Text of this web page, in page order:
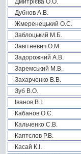
Дмитрієва О.О.
Дубнов А.В.
Жмеренецький О.С.
Заблоцький М.Б.
Завітневич О.М.
Задорожний А.В.
Заремський М.В.
Захарченко В.В.
Зуб В.О.
Іванов В.І.
Кабанов О.Є.
Кальченко С.В.
Каптєлов Р.В.
Касай К.І.